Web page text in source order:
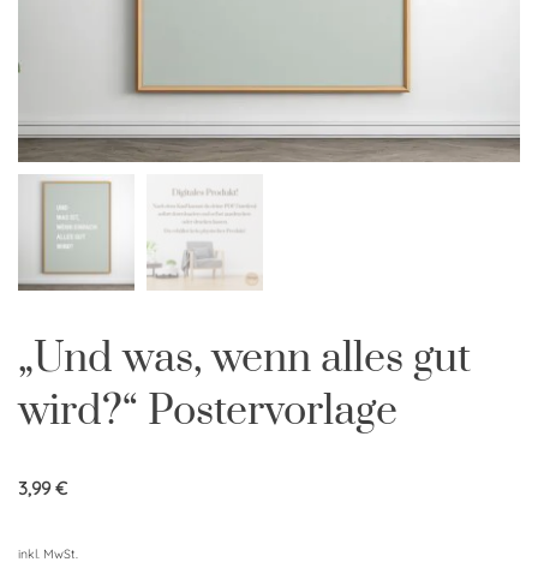
„Und was, wenn alles gut
wird?“ Postervorlage
3,99€
inkl. MwSt.